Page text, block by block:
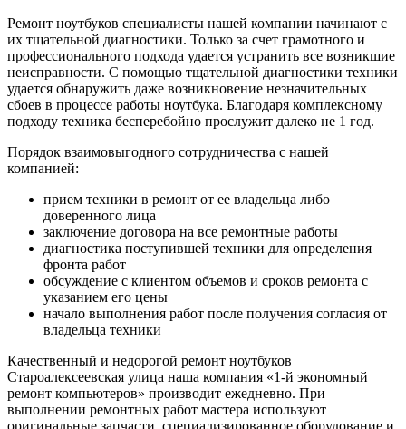
Ремонт ноутбуков специалисты нашей компании начинают с
их тщательной диагностики. Только за счет грамотного и
профессионального подхода удается устранить все возникшие
неисправности. С помощью тщательной диагностики техники
удается обнаружить даже возникновение незначительных
сбоев в процессе работы ноутбука. Благодаря комплексному
подходу техника бесперебойно прослужит далеко не 1 год.
Порядок взаимовыгодного сотрудничества с нашей
компанией:
прием техники в ремонт от ее владельца либо
доверенного лица
заключение договора на все ремонтные работы
диагностика поступившей техники для определения
фронта работ
обсуждение с клиентом объемов и сроков ремонта с
указанием его цены
начало выполнения работ после получения согласия от
владельца техники
Качественный и недорогой ремонт ноутбуков
Староалексеевская улица наша компания «1-й экономный
ремонт компьютеров» производит ежедневно. При
выполнении ремонтных работ мастера используют
оригинальные запчасти, специализированное оборудование и